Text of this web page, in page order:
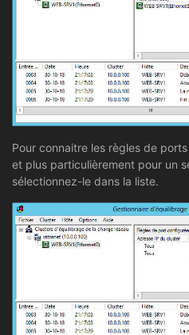
Pour connaitre les règles de
et plus particulièrement pour un
sélectionnez-le dans la liste.